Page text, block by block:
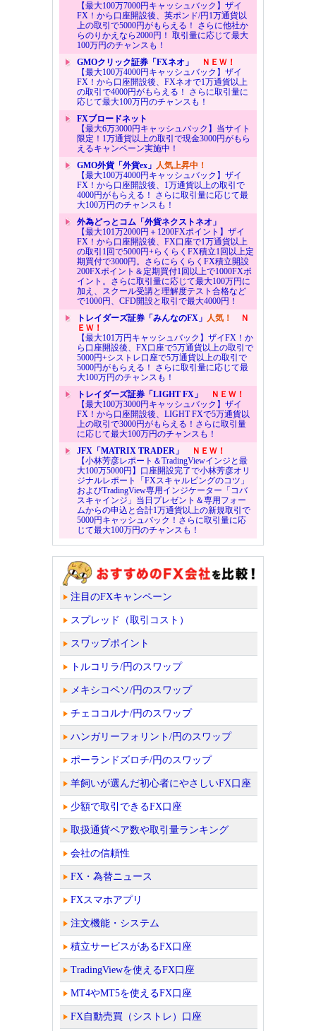
【最大100万7000円キャッシュバック】ザイ
FX！から口座開設後、英ポンド/円1万通貨以
上の取引で5000円がもらえる！ さらに他社か
らのりかえなら2000円！ 取引量に応じて最大
100万円のチャンスも！
GMOクリック証券「FXネオ」
ＮＥＷ！
【最大100万4000円キャッシュバック】ザイ
FX！から口座開設後、FXネオで1万通貨以上
の取引で4000円がもらえる！ さらに取引量に
応じて最大100万円のチャンスも！
FXブロードネット
【最大6万3000円キャッシュバック】当サイト
限定！1万通貨以上の取引で現金3000円がもら
えるキャンペーン実施中！
GMO外貨「外貨ex」 人気上昇中！
【最大100万4000円キャッシュバック】ザイ
FX！から口座開設後、1万通貨以上の取引で
4000円がもらえる！ さらに取引量に応じて最
大100万円のチャンスも！
外為どっとコム「外貨ネクストネオ」
【最大101万2000円＋1200FXポイント】ザイ
FX！から口座開設後、FX口座で1万通貨以上
の取引1回で5000円+らくらくFX積立1回以上定
期買付で3000円。さらにらくらくFX積立開設
200FXポイント＆定期買付1回以上で1000FXポ
イント。さらに取引量に応じて最大100万円に
加え、スクール受講と理解度テスト合格など
で1000円、CFD開設と取引で最大4000円！
トレイダーズ証券「みんなのFX」 人気！
Ｎ
ＥＷ！
【最大101万円キャッシュバック】ザイFX！か
ら口座開設後、FX口座で5万通貨以上の取引で
5000円+シストレ口座で5万通貨以上の取引で
5000円がもらえる！ さらに取引量に応じて最
大100万円のチャンスも！
トレイダーズ証券「LIGHT FX」
ＮＥＷ！
【最大100万3000円キャッシュバック】ザイ
FX！から口座開設後、LIGHT FXで5万通貨以
上の取引で3000円がもらえる！さらに取引量
に応じて最大100万円のチャンスも！
JFX「MATRIX TRADER」
ＮＥＷ！
【小林芳彦レポート＆TradingViewインジと最
大100万5000円】口座開設完了で小林芳彦オリ
ジナルレポート「FXスキャルピングのコツ」
およびTradingView専用インジケーター「コバ
スキャインジ」当日プレゼント＆専用フォー
ムからの申込と合計1万通貨以上の新規取引で
5000円キャッシュバック！さらに取引量に応
じて最大100万円のチャンスも！
注目のFXキャンペーン
スプレッド（取引コスト）
スワップポイント
トルコリラ/円のスワップ
メキシコペソ/円のスワップ
チェココルナ/円のスワップ
ハンガリーフォリント/円のスワップ
ポーランドズロチ/円のスワップ
羊飼いが選んだ初心者にやさしいFX口座
少額で取引できるFX口座
取扱通貨ペア数や取引量ランキング
会社の信頼性
FX・為替ニュース
FXスマホアプリ
注文機能・システム
積立サービスがあるFX口座
TradingViewを使えるFX口座
MT4やMT5を使えるFX口座
FX自動売買（シストレ）口座